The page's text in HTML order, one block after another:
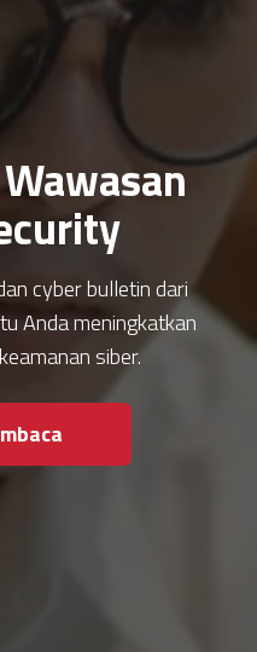
cyber bulletin dari
Anda meningkatkan
siber.